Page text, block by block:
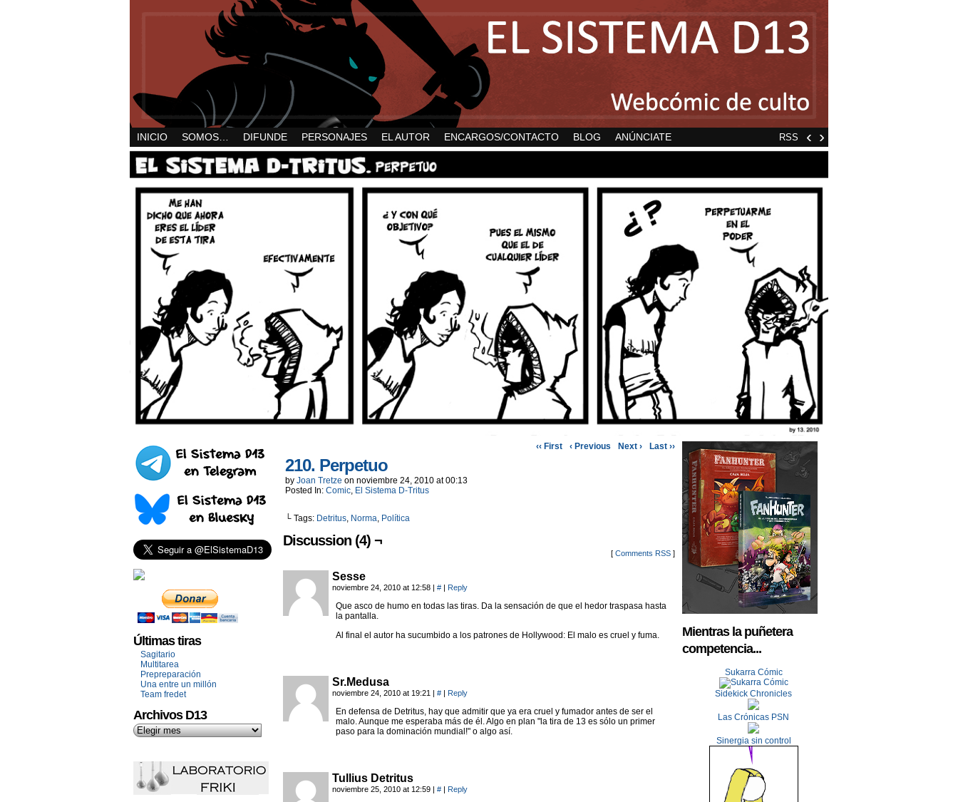
RSS ‹ ›
INICIO SOMOS… DIFUNDE PERSONAJES EL AUTOR ENCARGOS/CONTACTO BLOG ANÚNCIATE
Últimas tiras
Sagitario
Multitarea
Prepreparación
Una entre un millón
Team fredet
Archivos D13
‹‹ First ‹ Previous Next › Last ››
210. Perpetuo
by Joan Tretze on noviembre 24, 2010 at00:13
Posted In: Comic, El Sistema D-Tritus
└ Tags: Detritus, Norma, Política
Discussion (4) ¬
[ Comments RSS ]
Sesse
noviembre 24, 2010 at 12:58 | # | Reply
Que asco de humo en todas las tiras. Da la sensación de que el hedor traspasa hasta
la pantalla.
Al final el autor ha sucumbido a los patrones de Hollywood: El malo es cruel y fuma.
Sr.Medusa
noviembre 24, 2010 at 19:21 | # | Reply
En defensa de Detritus, hay que admitir que ya era cruel y fumador antes de ser el
malo. Aunque me esperaba más de él. Algo en plan "la tira de 13 es sólo un primer
paso para la dominación mundial!" o algo así.
Tullius Detritus
noviembre 25, 2010 at 12:59 | # | Reply
Mientras la puñetera
competencia...
Sukarra Cómic
Sidekick Chronicles
Las Crónicas PSN
Sinergia sin control